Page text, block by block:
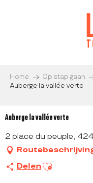
Home Op stap gaan
Auberge la vallée verte
Auberge la vallée verte
2 place du peuple,
Delen Ajouter aux